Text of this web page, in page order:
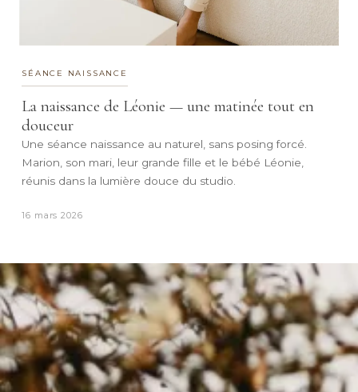
SÉANCE NAISSANCE
La naissance de Léonie — une matinée tout en
douceur
Une séance naissance au naturel, sans posing forcé.
Marion, son mari, leur grande fille et le bébé Léonie,
réunis dans la lumière douce du studio.
16 mars 2026